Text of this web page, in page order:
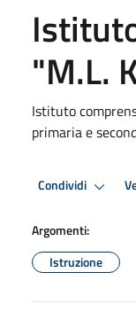
"M.L.
Istituto
primaria e
Condividi
Argomenti:
Istruzione